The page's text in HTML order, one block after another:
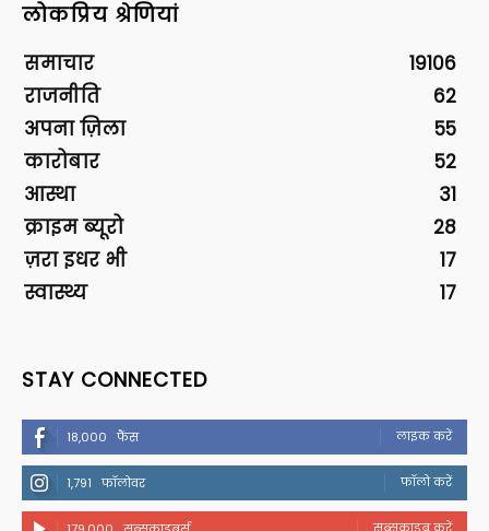
लोकप्रिय श्रेणियां
समाचार
19106
राजनीति
62
अपना ज़िला
55
कारोबार
52
आस्था
31
क्राइम ब्यूरो
28
ज़रा इधर भी
17
स्वास्थ्य
17
STAY CONNECTED
18,000 फैंस लाइक करें
1,791 फॉलोवर फॉलो करें